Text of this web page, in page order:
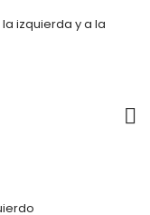
izquierda y a la